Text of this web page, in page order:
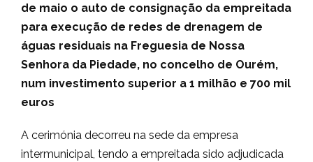
de maio o auto de consignação da empreitada
para execução de redes de drenagem de
águas residuais na Freguesia de Nossa
Senhora da Piedade, no concelho de Ourém,
num investimento superior a 1 milhão e 700 mil
euros
A cerimónia decorreu na sede da empresa
intermunicipal, tendo a empreitada sido adjudicada